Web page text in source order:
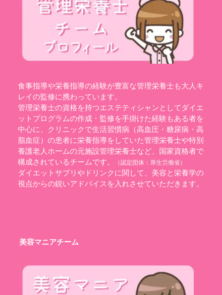
食事指導や栄養指導の経験が豊富な管理栄養士も大人キ
レイの監修に携わっています。
管理栄養士の資格を持つエステティシャンとしてダイエ
ットプログラムの作成・監修を手掛けた経験もある者を
中心に、クリニックで生活習慣病（高血圧・糖尿病・高
脂血症）の患者に栄養指導をしていた管理栄養士や特別
養護老人ホームの元施設管理栄養士など、国家資格者で
構成されているチームです。
（認定団体： 厚生労働省）
ダイエットサプリやドリンクに関して、美容と栄養学の
視点からの鋭いアドバイスを入れさせていただきます。
美容マニアチーム